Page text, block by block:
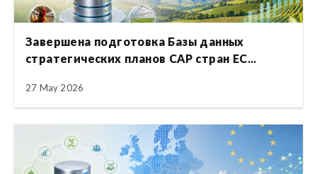
Завершена подготовка Базы данных
стратегических планов CAP стран ЕС...
27 May 2026